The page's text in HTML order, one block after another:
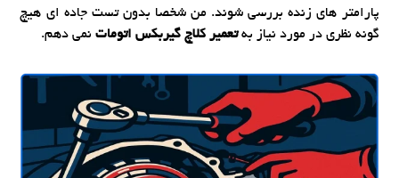
پارامتر های زنده بررسی شوند. من شخصا بدون تست جاده ای هیچ
گونه نظری در مورد نیاز بهتعمیر کلاچ گیربکس اتومات نمی دهم.